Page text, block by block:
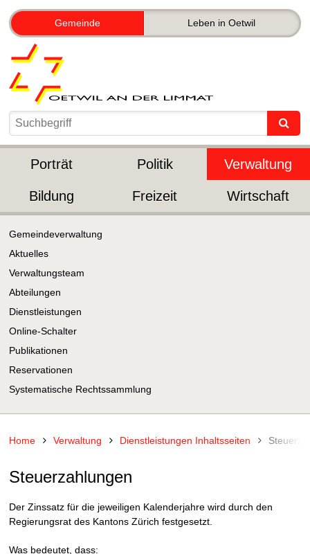
Gemeinde Leben in Oetwil
Porträt Politik Verwaltung
Bildung Freizeit Wirtschaft
Gemeindeverwaltung
Aktuelles
Verwaltungsteam
Abteilungen
Dienstleistungen
Online-Schalter
Publikationen
Reservationen
Systematische Rechtssammlung
Home Verwaltung Dienstleistungen Inhaltsseiten
Steuerzahlungen
Der Zinssatz für die jeweiligen Kalenderjahre wird durch den
Regierungsrat des Kantons Zürich festgesetzt.
Was bedeutet, dass: